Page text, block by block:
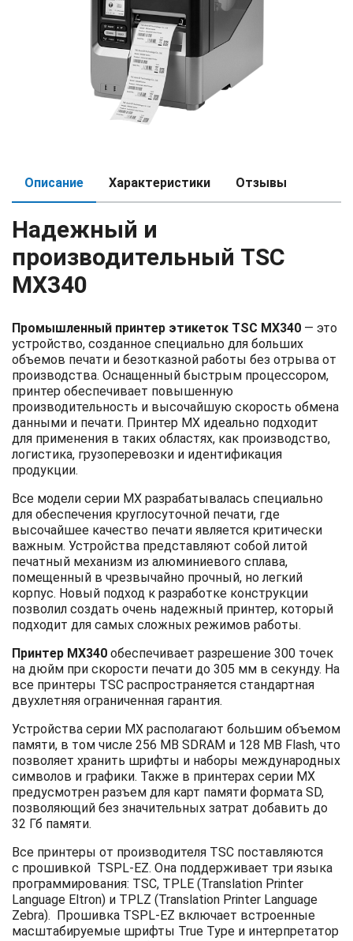
Описание Характеристики Отзывы
Надежный и
производительный TSC
MX340
Промышленный принтер этикеток TSC MX340 — это
устройство, созданное специально для больших
объемов печати и безотказной работы без отрыва от
производства. Оснащенный быстрым процессором,
принтер обеспечивает повышенную
производительность и высочайшую скорость обмена
данными и печати. Принтер MX идеально подходит
для применения в таких областях, как производство,
логистика, грузоперевозки и идентификация
продукции.
Все модели серии MX разрабатывалась специально
для обеспечения круглосуточной печати, где
высочайшее качество печати является критически
важным. Устройства представляют собой литой
печатный механизм из алюминиевого сплава,
помещенный в чрезвычайно прочный, но легкий
корпус. Новый подход к разработке конструкции
позволил создать очень надежный принтер, который
подходит для самых сложных режимов работы.
Принтер MX340 обеспечивает разрешение 300 точек
на дюйм при скорости печати до 305 мм в секунду. На
все принтеры TSC распространяется стандартная
двухлетняя ограниченная гарантия.
Устройства серии MX располагают большим объемом
памяти, в том числе 256 MB SDRAM и 128 MB Flash, что
позволяет хранить шрифты и наборы международных
символов и графики. Также в принтерах серии MX
предусмотрен разъем для карт памяти формата SD,
позволяющий без значительных затрат добавить до
32 Гб памяти.
Все принтеры от производителя TSC поставляются
с прошивкой TSPL-EZ. Она поддерживает три языка
программирования: TSC, TPLE (Translation Printer
Language Eltron) и TPLZ (Translation Printer Language
Zebra). Прошивка TSPL-EZ включает встроенные
масштабируемые шрифты True Type и интерпретатор